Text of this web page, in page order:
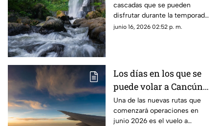
la temporada de lluvias
2026
cascadas que se pueden
disfrutar durante la temporada
de lluvia 2026; te dejamos
junio 16, 2026 02:52 p. m.
Los días en los que se
puede volar a Cancún
desde el Aeropuerto de
Aguascalientes
Una de las nuevas rutas que
comenzará operaciones en
junio 2026 es el vuelo a